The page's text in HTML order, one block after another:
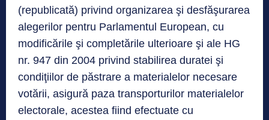
(republicată) privind organizarea şi desfăşurarea
alegerilor pentru Parlamentul European, cu
modificările şi completările ulterioare şi ale HG
nr. 947 din 2004 privind stabilirea duratei şi
condiţiilor de păstrare a materialelor necesare
votării, asigură paza transporturilor materialelor
electorale, acestea fiind efectuate cu